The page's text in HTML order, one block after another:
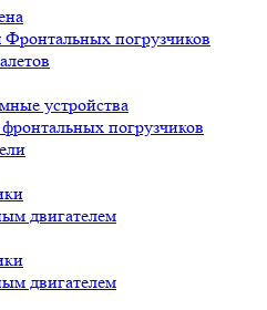
погрузчиков
устройства
погрузчиков
двигателем
двигателем